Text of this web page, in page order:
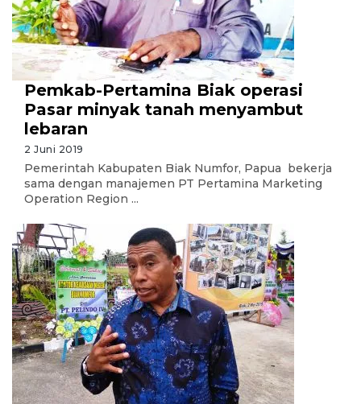
Pemkab-Pertamina Biak operasi
Pasar minyak tanah menyambut
lebaran
2 Juni 2019
Pemerintah Kabupaten Biak Numfor, Papua bekerja
sama dengan manajemen PT Pertamina Marketing
Operation Region ...